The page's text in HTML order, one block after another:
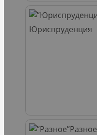
Юриспруденция
Разное